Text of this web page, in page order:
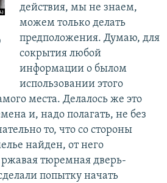
действия, мы не знаем,
можем только делать
предположения. Думаю, для
сокрытия любой
информации о былом
использовании этого
места. Делалось же это
и, надо полагать, не без
то, что со стороны
найден, от него
ржавая тюремная дверь-
попытку начать